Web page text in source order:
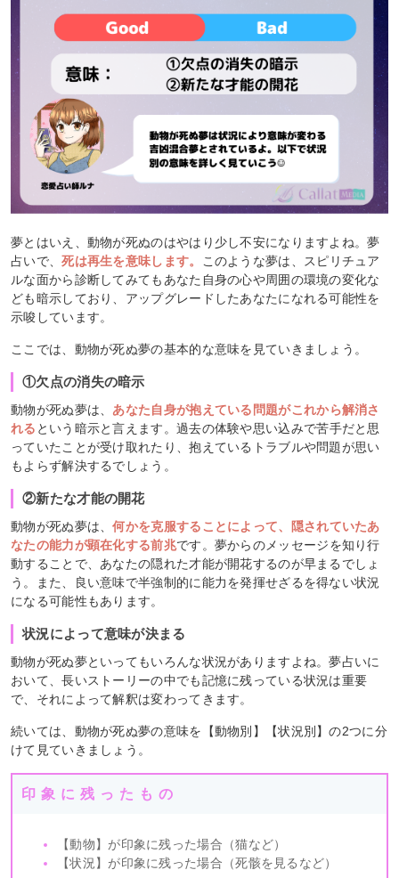
夢とはいえ、動物が死ぬのはやはり少し不安になりますよね。夢
占いで、死は再生を意味します。 このような夢は、スピリチュア
ルな面から診断してみてもあなた自身の心や周囲の環境の変化な
ども暗示しており、アップグレードしたあなたになれる可能性を
示唆しています。
ここでは、動物が死ぬ夢の基本的な意味を見ていきましょう。
①欠点の消失の暗示
動物が死ぬ夢は、あなた自身が抱えている問題がこれから解消さ
れる という暗示と言えます。過去の体験や思い込みで苦手だと思
っていたことが受け取れたり、抱えているトラブルや問題が思い
もよらず解決するでしょう。
②新たな才能の開花
動物が死ぬ夢は、何かを克服することによって、隠されていたあ
なたの能力が顕在化する前兆です。夢からのメッセージを知り行
動することで、あなたの隠れた才能が開花するのが早まるでしょ
う。また、良い意味で半強制的に能力を発揮せざるを得ない状況
になる可能性もあります。
状況によって意味が決まる
動物が死ぬ夢といってもいろんな状況がありますよね。夢占いに
おいて、長いストーリーの中でも記憶に残っている状況は重要
で、それによって解釈は変わってきます。
続いては、動物が死ぬ夢の意味を【動物別】【状況別】の2つに分
けて見ていきましょう。
印象に残ったもの
【動物】が印象に残った場合（猫など）
【状況】が印象に残った場合（死骸を見るなど）